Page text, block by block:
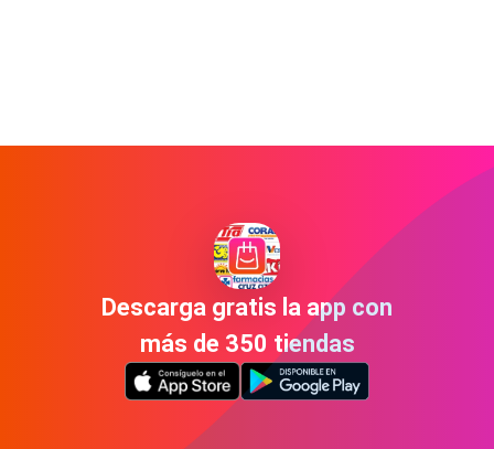
Descarga gratis la app con
más de 350 tiendas